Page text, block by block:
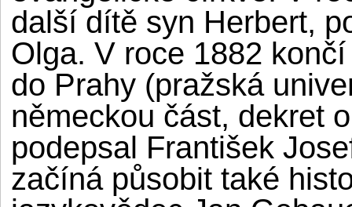
další dítě syn Herbert,
Olga. V roce 1882
do Prahy (pražská
německou část, dekret
podepsal František
začíná působit také